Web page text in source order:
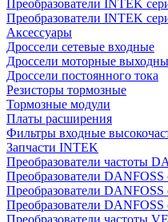
Преобразователи INTEK
Преобразователи INTEK
Аксессуары
Дроссели сетевые входные
Дроссели моторные
Дроссели постоянного тока
Резисторы тормозные
Тормозные модули
Платы расширения
Фильтры входные
Запчасти INTEK
Преобразователи частоты
Преобразователи DANFOSS
Преобразователи DANFOSS
Преобразователи DANFOSS
Преобразователи частоты